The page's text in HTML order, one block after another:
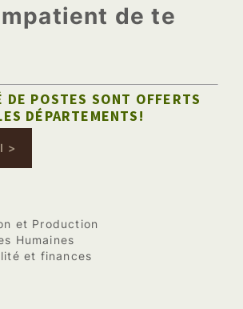
de te
DE POSTES SONT OFFERTS
DÉPARTEMENTS!
>
et Production
Humaines
et finances